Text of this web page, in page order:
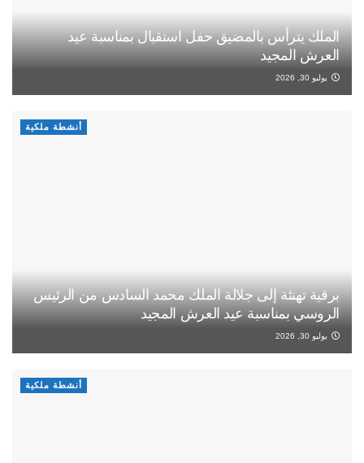
الملك يترأس بالمضيق حفل استقبال بمناسبة عيد
العرش المجيد
يوليو 30, 2026
أنشطة ملكية
برقية تهنئة إلى جلالة الملك محمد السادس من الرئيس
الروسي بمناسبة عيد العرش المجيد
يوليو 30, 2026
أنشطة ملكية